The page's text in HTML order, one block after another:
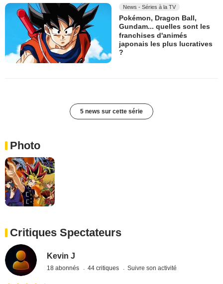
News - Séries à la TV
Pokémon, Dragon Ball,
Gundam... quelles sont les
franchises d'animés
japonais les plus lucratives
?
5 news sur cette série
Photo
Critiques Spectateurs
Kevin J
18 abonnés 44 critiques Suivre son activité